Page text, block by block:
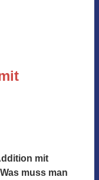
mit
muss man